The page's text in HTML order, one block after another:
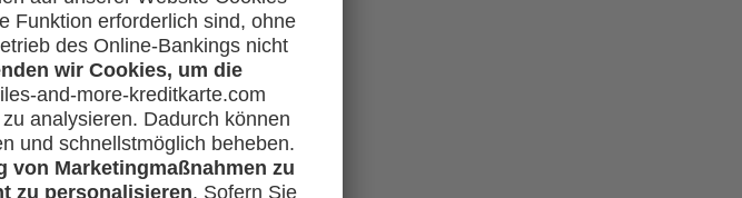
wie kann ich Apple Pay einrichten?